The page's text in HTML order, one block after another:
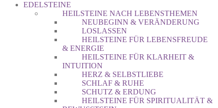
EDELSTEINE
HEILSTEINE NACH LEBENSTHEMEN
NEUBEGINN & VERÄNDERUNG
LOSLASSEN
HEILSTEINE FÜR LEBENSFREUDE
& ENERGIE
HEILSTEINE FÜR KLARHEIT &
INTUITION
HERZ & SELBSTLIEBE
SCHLAF & RUHE
SCHUTZ & ERDUNG
HEILSTEINE FÜR SPIRITUALITÄT &